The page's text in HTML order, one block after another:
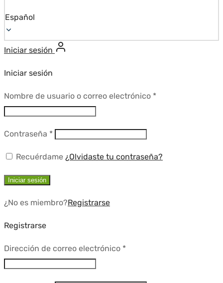
Español
Iniciar sesión
Iniciar sesión
Nombre de usuario o correo electrónico *Requerido
Contraseña *Requerido
Recuérdame ¿Olvidaste tu contraseña?
Iniciar sesión
¿No es miembro?Registrarse
Registrarse
Dirección de correo electrónico *Requerido